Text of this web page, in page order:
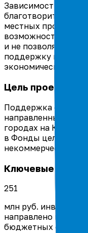
Зависимость от
местных проектов
возможности
и не позволяет
поддержку
экономической
Цель проекта
Поддержка
направленных на
городах на
в Фонды целевого
некоммерческих
Ключевые
251
млн руб.
направлено на
бюджетных